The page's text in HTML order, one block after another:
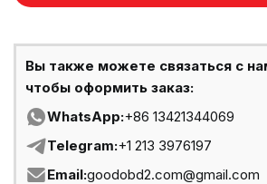
Вы также можете связаться с
чтобы оформить заказ:
WhatsApp:+86 13421344069
Telegram:+1 213 3976197
Email:goodobd2.com@gmail.com